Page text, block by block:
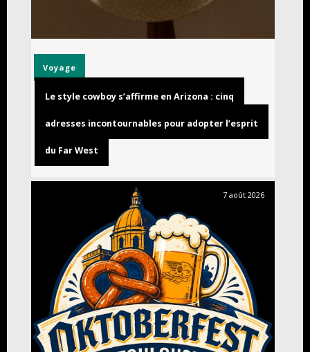
Voyage
Le style cowboy s’affirme en Arizona : cinq
adresses incontournables pour adopter l’esprit
du Far West
7 août 2026